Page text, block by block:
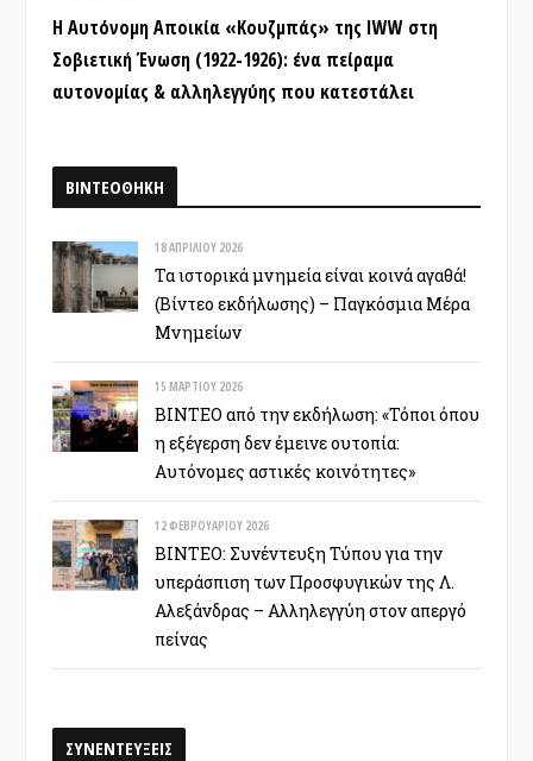
Η Αυτόνομη Αποικία «Κουζμπάς» της IWW στη
Σοβιετική Ένωση (1922-1926): ένα πείραμα
αυτονομίας & αλληλεγγύης που κατεστάλει
ΒΙΝΤΕΟΘΗΚΗ
18 ΑΠΡΙΛΊΟΥ 2026
Τα ιστορικά μνημεία είναι κοινά αγαθά!
(Βίντεο εκδήλωσης) – Παγκόσμια Μέρα
Μνημείων
15 ΜΑΡΤΊΟΥ 2026
ΒΙΝΤΕΟ από την εκδήλωση: «Τόποι όπου
η εξέγερση δεν έμεινε ουτοπία:
Αυτόνομες αστικές κοινότητες»
12 ΦΕΒΡΟΥΑΡΊΟΥ 2026
ΒΙΝΤΕΟ: Συνέντευξη Τύπου για την
υπεράσπιση των Προσφυγικών της Λ.
Αλεξάνδρας – Αλληλεγγύη στον απεργό
πείνας
ΣΥΝΕΝΤΕΥΞΕΙΣ